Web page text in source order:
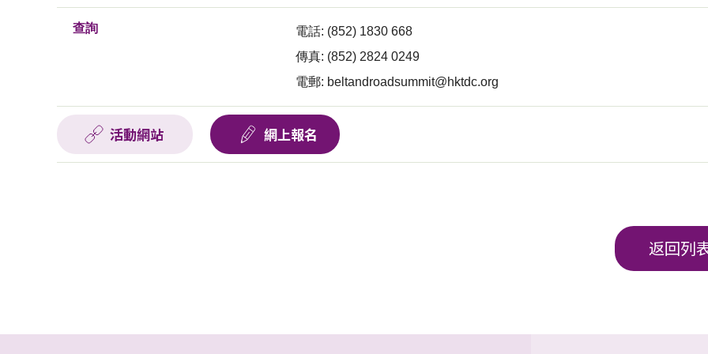
查詢
電話: (852) 1830 668
傳真: (852) 2824 0249
電郵: beltandroadsummit@hktdc.org
活動網站 網上報名
返回列